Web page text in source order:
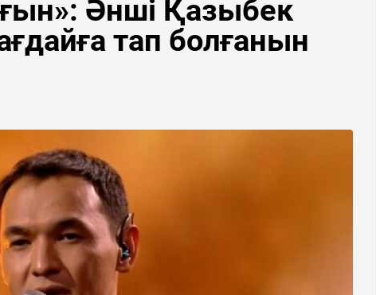
Әнші Қазыбек
тап болғанын